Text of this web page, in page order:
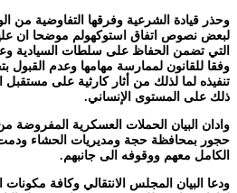
وحذر قيادة الشرعية وفرقها التفاوضية من
لبعض نصوص اتفاق استوكهولم موضحا ان
التي تضمن الحفاظ على سلطات السيادية
وفقا للقانون لممارسة مهامها وعدم القبول
تنفيذه لما لذلك من أثار كارثية على مستقبل
ذلك على المستوى الإنساني.
وادان البيان الحملات العسكرية المفروضة من
حجور بمحافظة حجة ومديريات الحشاء
الكامل معهم ووقوفه الى جانبهم.
ودعا البيان المجلس الانتقالي وكافة